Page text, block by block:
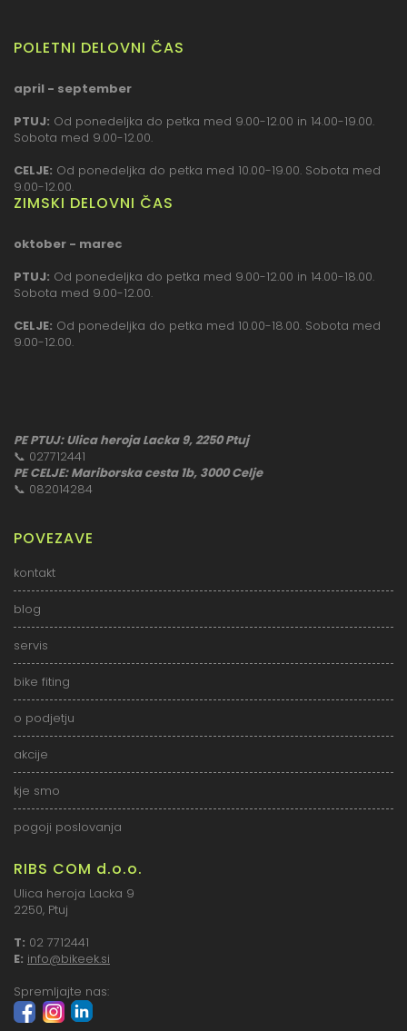
POLETNI DELOVNI ČAS
april - september
PTUJ: Od ponedeljka do petka med 9.00-12.00 in 14.00-19.00.
Sobota med 9.00-12.00.
CELJE: Od ponedeljka do petka med 10.00-19.00. Sobota med
9.00-12.00.
ZIMSKI DELOVNI ČAS
oktober - marec
PTUJ: Od ponedeljka do petka med 9.00-12.00 in 14.00-18.00.
Sobota med 9.00-12.00.
CELJE: Od ponedeljka do petka med 10.00-18.00. Sobota med
9.00-12.00.
PE PTUJ: Ulica heroja Lacka 9, 2250 Ptuj
📞 027712441
PE CELJE: Mariborska cesta 1b, 3000 Celje
📞 082014284
POVEZAVE
kontakt
blog
servis
bike fiting
o podjetju
akcije
kje smo
pogoji poslovanja
RIBS COM d.o.o.
Ulica heroja Lacka 9
2250, Ptuj
T: 02 7712441
E: info@bikeek.si
Spremljajte nas: